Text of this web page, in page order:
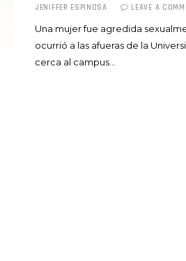
JENIFFER ESPINOSA LEAVE A
Una mujer fue agredida
ocurrió a las afueras de la
cerca al campus…